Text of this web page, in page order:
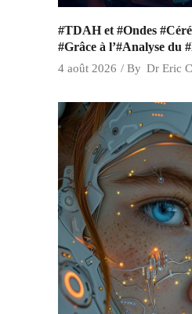
#TDAH et #Ondes
#Grâce à l’#Analyse du
4 août 2026 By Dr Eric